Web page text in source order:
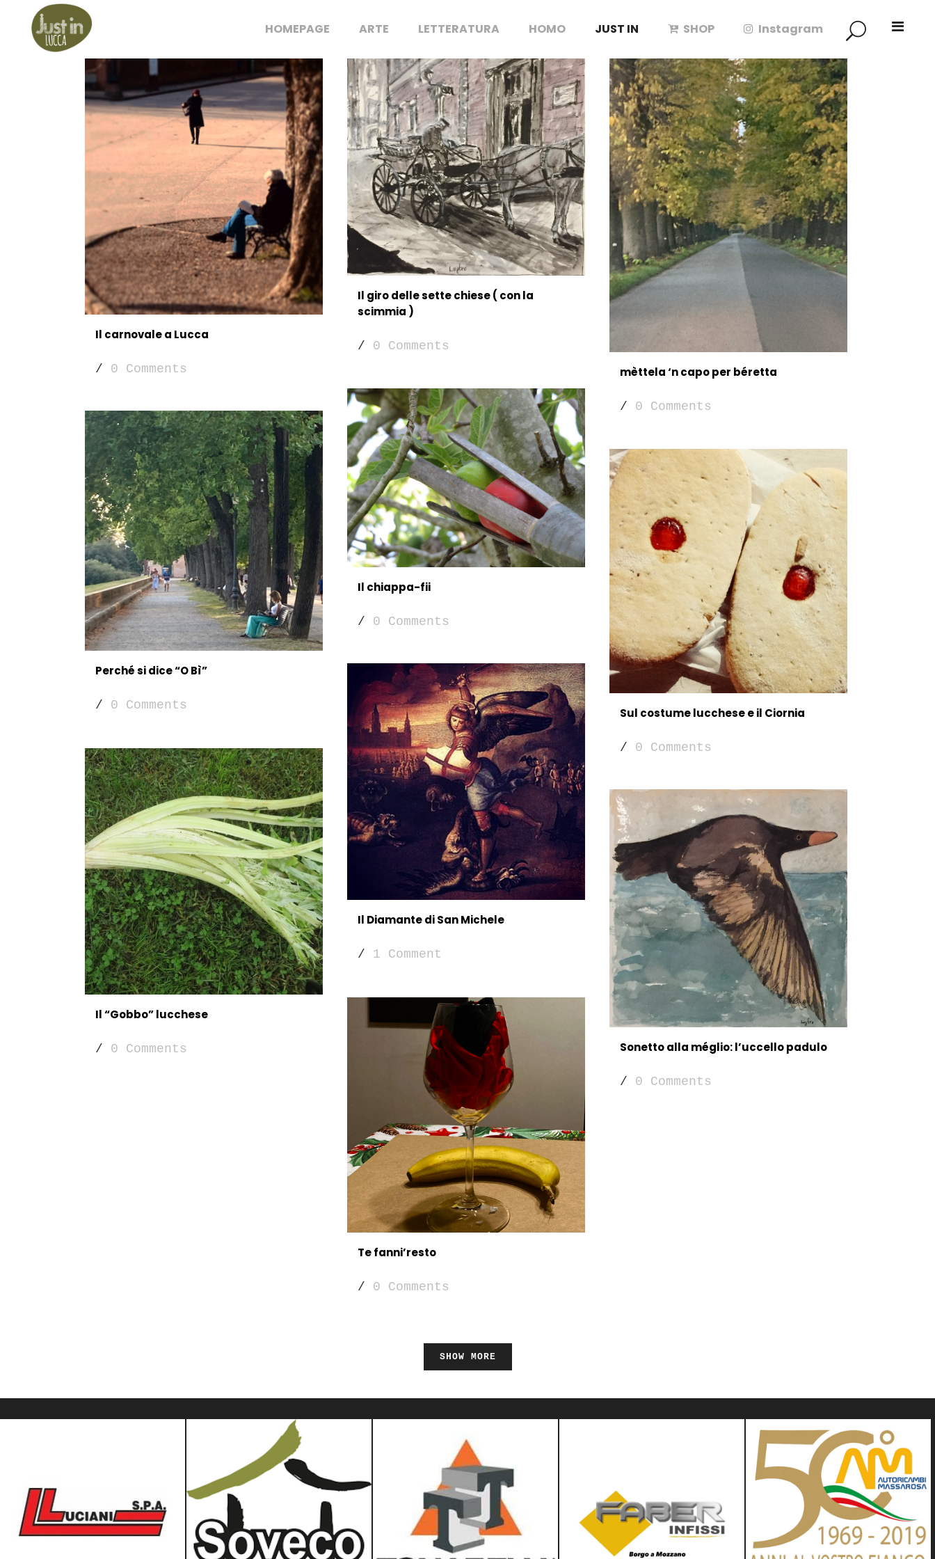
HOMEPAGE ARTE LETTERATURA HOMO JUST IN SHOP Instagram
Il carnovale a Lucca
/ 0 Comments
Il giro delle sette chiese ( con la
scimmia )
/ 0 Comments
mèttela ‘n capo per béretta
/ 0 Comments
Il chiappa-fii
/ 0 Comments
Perché si dice “O Bì”
/ 0 Comments
Sul costume lucchese e il Ciornia
/ 0 Comments
Il Diamante di San Michele
/ 1 Comment
Il “Gobbo” lucchese
/ 0 Comments Sonetto alla méglio: l’uccello padulo
/ 0 Comments
Te fanni’resto
/ 0 Comments
SHOW MORE